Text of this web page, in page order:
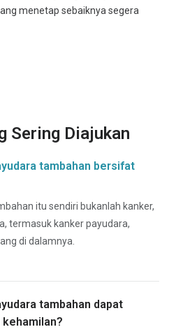
menetap sebaiknya segera
Sering Diajukan
tambahan bersifat
itu sendiri bukanlah kanker,
termasuk kanker payudara,
di dalamnya.
tambahan dapat